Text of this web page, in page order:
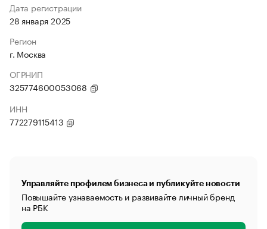
Дата регистрации
28 января 2025
Регион
г. Москва
ОГРНИП
325774600053068
ИНН
772279115413
Управляйте профилем бизнеса и публикуйте новости
Повышайте узнаваемость и развивайте личный бренд
на РБК